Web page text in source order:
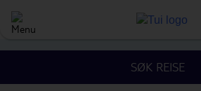
SØK REISE